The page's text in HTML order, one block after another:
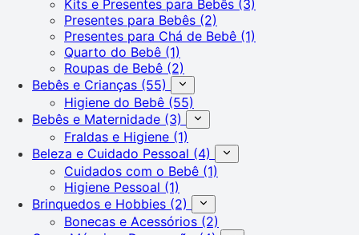
Kits e Presentes para Bebês (3)
Presentes para Bebês (2)
Presentes para Chá de Bebê (1)
Quarto do Bebê (1)
Roupas de Bebê (2)
Bebês e Crianças (55)
Higiene do Bebê (55)
Bebês e Maternidade (3)
Fraldas e Higiene (1)
Beleza e Cuidado Pessoal (4)
Cuidados com o Bebê (1)
Higiene Pessoal (1)
Brinquedos e Hobbies (2)
Bonecas e Acessórios (2)